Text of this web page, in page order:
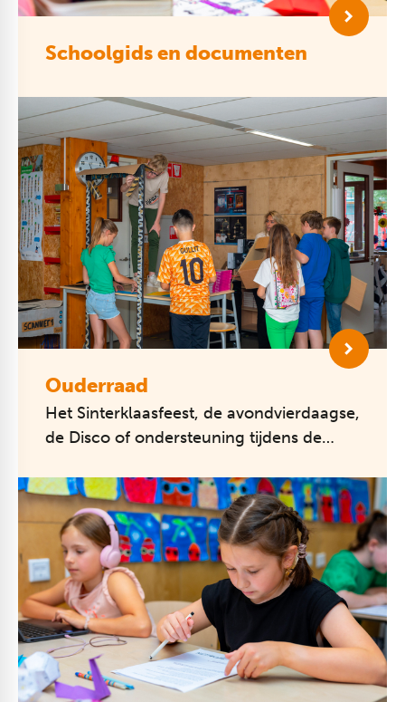
Schoolgids en documenten
Ouderraad
Het Sinterklaasfeest, de avondvierdaagse,
de Disco of ondersteuning tijdens de
zijn deze en andere activiteiten ...